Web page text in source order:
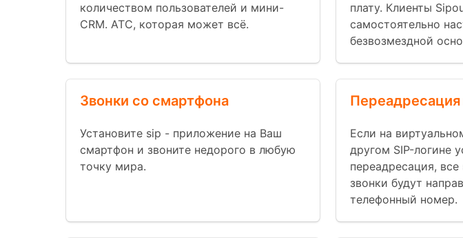
количеством пользователей и мини-
CRM. АТС, которая может всё.
плату. Клиенты
самостоятельно
безвозмездной
Звонки со смартфона
Установите sip - приложение на Ваш
смартфон и звоните недорого в любую
точку мира.
Если на
другом SIP-логине
переадресация,
звонки будут
телефонный номер.